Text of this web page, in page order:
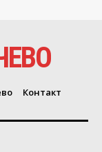
Контакт